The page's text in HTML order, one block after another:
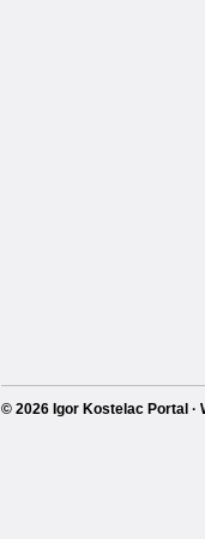
© 2026 Igor Kostelac Portal